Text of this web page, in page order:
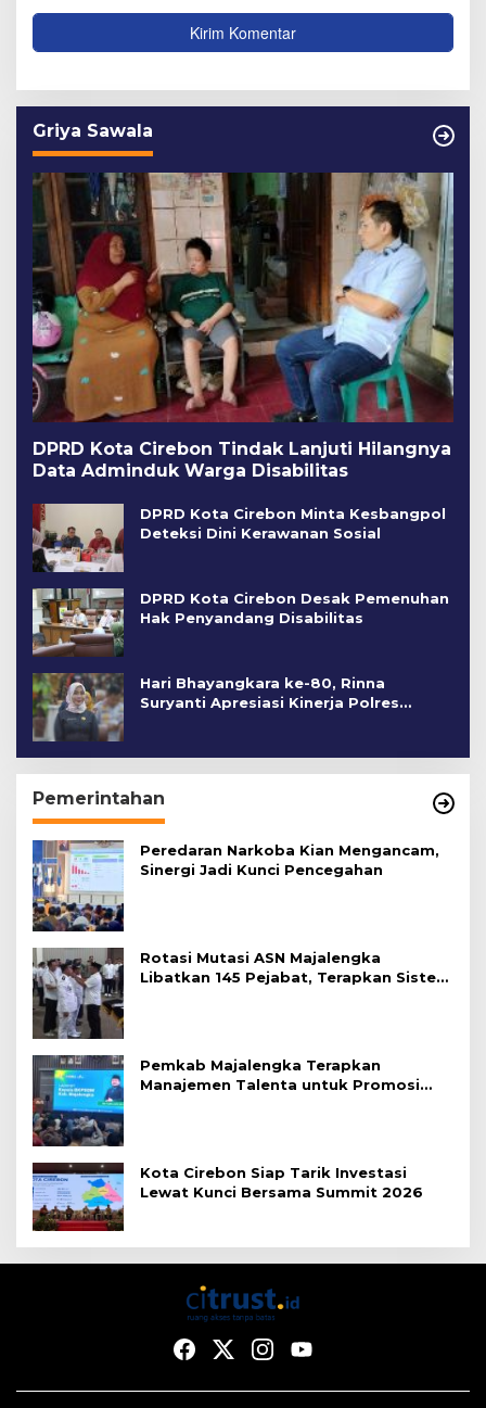
Griya Sawala
DPRD Kota Cirebon Tindak Lanjuti Hilangnya
Data Adminduk Warga Disabilitas
DPRD Kota Cirebon Minta Kesbangpol
Deteksi Dini Kerawanan Sosial
DPRD Kota Cirebon Desak Pemenuhan
Hak Penyandang Disabilitas
Hari Bhayangkara ke-80, Rinna
Suryanti Apresiasi Kinerja Polres
Pemerintahan
Peredaran Narkoba Kian Mengancam,
Sinergi Jadi Kunci Pencegahan
Rotasi Mutasi ASN Majalengka
Libatkan 145 Pejabat, Terapkan Sistem
Pemkab Majalengka Terapkan
Manajemen Talenta untuk Promosi
Kota Cirebon Siap Tarik Investasi
Lewat Kunci Bersama Summit 2026